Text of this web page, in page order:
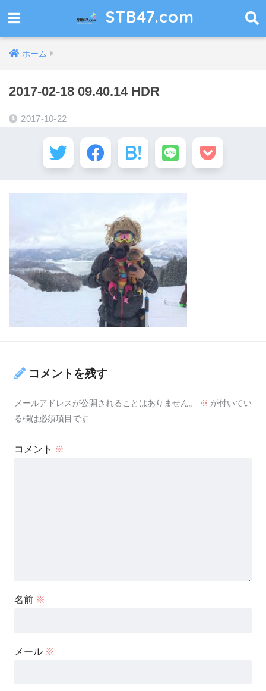
STB47.com
ホーム
2017-02-18 09.40.14 HDR
2017-10-22
コメントを残す
メールアドレスが公開されることはありません。 ※ が付いてい
る欄は必須項目です
コメント ※
名前 ※
メール ※